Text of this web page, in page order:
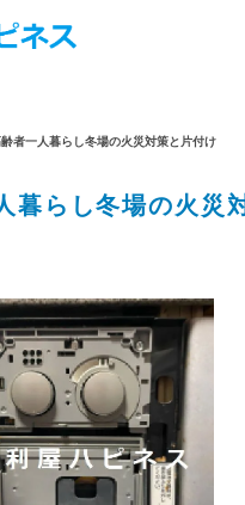
者一人暮らし冬場の火災対策と片付け
暮らし冬場の火災